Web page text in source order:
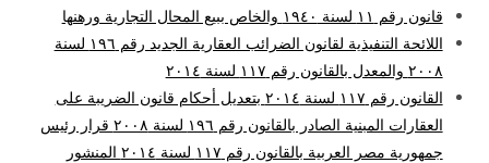
قانون رقم ۱۱ لسنة ۱۹٤۰ والخاص ببيع المحال التجارية ورهنها
اللائحة التنفيذية لقانون الضرائب العقارية الجديد رقم ۱۹٦ لسنة
۲۰۰۸ والمعدل بالقانون رقم ۱۱۷ لسنة ۲۰۱٤
القانون رقم ۱۱۷ لسنة ۲۰۱٤ بتعديل أحكام قانون الضريبة على
العقارات المبنية الصادر بالقانون رقم ۱۹٦ لسنة ۲۰۰۸ قرار رئيس
جمهورية مصر العربية بالقانون رقم ۱۱۷ لسنة ۲۰۱٤ المنشور